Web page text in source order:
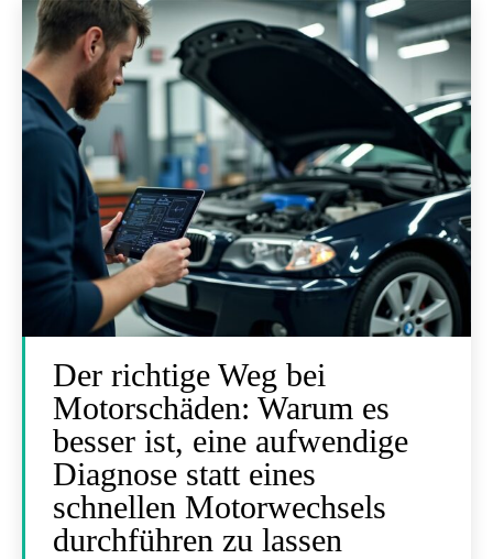
Der richtige Weg bei
Motorschäden: Warum es
besser ist, eine aufwendige
Diagnose statt eines
schnellen Motorwechsels
durchführen zu lassen